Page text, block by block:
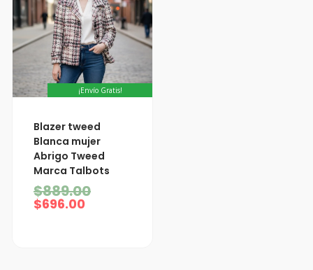
¡Envío Gratis!
Blazer tweed
Blanca mujer
Abrigo Tweed
Marca Talbots
$889.00
El
precio
original
era:
$889.00.
$696.00
El
precio
actual
es:
$696.00.